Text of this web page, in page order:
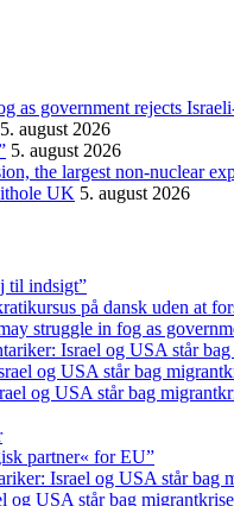
as government rejects
5. august 2026
5. august 2026
the largest non-nuclear
UK 5. august 2026
til indsigt”
på dansk uden at
struggle in fog as
Israel og USA står
og USA står bag
og USA står bag
partner« for EU”
Israel og USA står bag
og USA står bag